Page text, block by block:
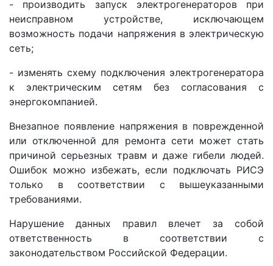
- производить запуск электрогенераторов при
неисправном устройстве, исключающем
возможность подачи напряжения в электрическую
сеть;
- изменять схему подключения электрогенератора
к электрическим сетям без согласования с
энергокомпанией.
Внезапное появление напряжения в поврежденной
или отключенной для ремонта сети может стать
причиной серьезных травм и даже гибели людей.
Ошибок можно избежать, если подключать РИСЭ
только в соответствии с вышеуказанными
требованиями.
Нарушение данных правил влечет за собой
ответственность в соответствии с
законодательством Российской Федерации.